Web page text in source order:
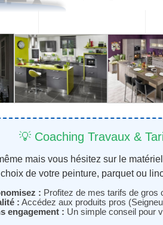
💡 Coaching Travaux &
mais vous hésitez sur le
de votre peinture, parquet ou
: Profitez de mes tarifs de gros
: Accédez aux produits pros
engagement : Un simple conseil pour